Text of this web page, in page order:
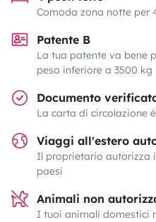
Comoda zona notte per
Patente B
La tua patente va bene
peso inferiore a 3500 kg
Documento
La carta di circolazione
Viaggi all'estero
Il proprietario autorizza
paesi
Animali non
I tuoi animali domestici